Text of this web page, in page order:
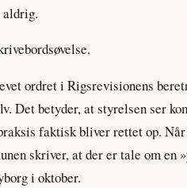
aldrig.
ordret i Rigsrevisionens
Det betyder, at styrelsen ser
faktisk bliver rettet op.
skriver, at der er tale om
i oktober.